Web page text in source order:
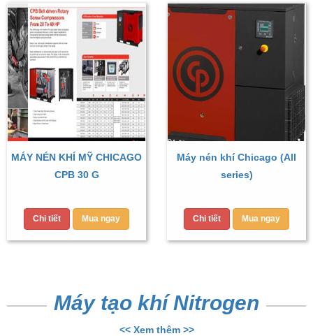
MÁY NÉN KHÍ MỸ CHICAGO
CPB 30 G
Chi tiết Mua ngay
Máy nén khí Chicago (All
series)
Chi tiết Mua ngay
Máy tạo khí Nitrogen
<< Xem thêm >>